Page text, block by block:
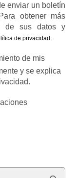
enviar un boletín
obtener más
de sus datos y
de privacidad .
de mis
y se explica